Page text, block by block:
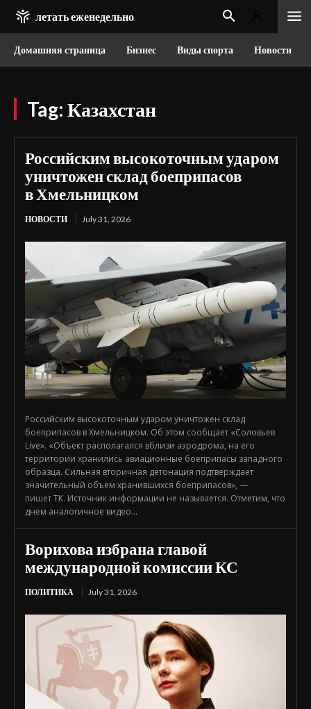
летать еженедельно
Домашняя страница Бизнес Виды спорта Новости
Tag: Казахстан
Российским высокоточным ударом
уничтожен склад боеприпасов
в Хмельницком
НОВОСТИ July 31, 2026
Российским высокоточным ударом уничтожен склад
боеприпасов в Хмельницком. Об этом сообщает «Соловьев
Live». «Объект располагался вблизи аэродрома, на его
территории хранились авиационные боеприпасы западного
образца. Сильная вторичная детонация подтверждает
значительный объем хранившихся боеприпасов», —
пишет ТК. Источник информации не называется. Отметим, что
днем аналогичное видео...
Ворихова избрана главой
международной комиссии КС
ПОЛИТИКА July 31, 2026